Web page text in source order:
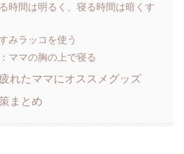
時間は明るく、寝る時間は暗くす
みラッコを使う
ママの胸の上で寝る
れたママにオススメグッズ
まとめ